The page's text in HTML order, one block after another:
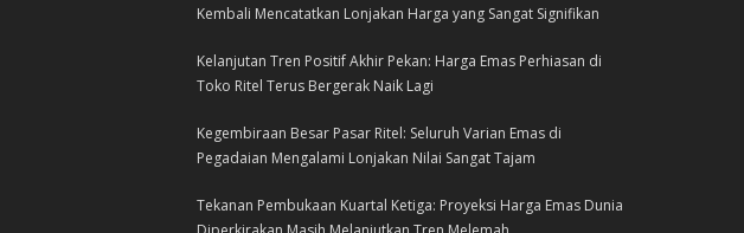
Kembali Mencatatkan Lonjakan Harga yang Sangat Signifikan
Kelanjutan Tren Positif Akhir Pekan: Harga Emas Perhiasan di
Toko Ritel Terus Bergerak Naik Lagi
Kegembiraan Besar Pasar Ritel: Seluruh Varian Emas di
Pegadaian Mengalami Lonjakan Nilai Sangat Tajam
Tekanan Pembukaan Kuartal Ketiga: Proyeksi Harga Emas Dunia